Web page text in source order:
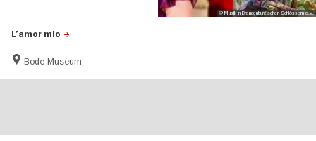
L’amor mio
Bode-Museum
© Musik in Brandenburgischen Schlössern e.V.